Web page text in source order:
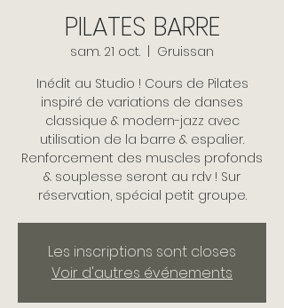
PILATES BARRE
sam. 21 oct.
Gruissan
Inédit au Studio ! Cours de Pilates
inspiré de variations de danses
classique & modern-jazz avec
utilisation de la barre & espalier.
Renforcement des muscles profonds
& souplesse seront au rdv ! Sur
réservation, spécial petit groupe.
Les inscriptions sont closes
Voir d'autres événements